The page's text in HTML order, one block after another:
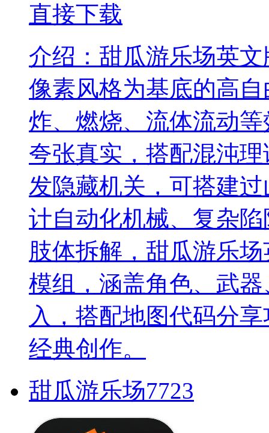
直接下载
介绍： 甜瓜游乐场英
像素风格为基底的高
炸、燃烧、流体流动
夸张真实，搭配混沌
发隐藏机关，可搭建
计自动化机械、复杂
肢体拆解，甜瓜游乐
模组，涵盖角色、武
入，搭配地图代码分
经典创作。
甜瓜游乐场7723